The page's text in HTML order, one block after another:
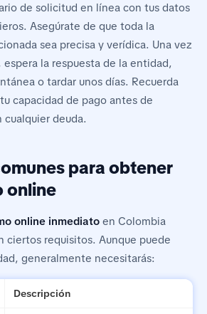
de solicitud en línea con tus datos
Asegúrate de que toda la
sea precisa y verídica. Una vez
la respuesta de la entidad,
o tardar unos días. Recuerda
capacidad de pago antes de
deuda.
para obtener
online
online inmediatoen Colombia
ciertos requisitos. Aunque puede
generalmente necesitarás:
Descripción